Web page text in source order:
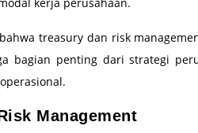
treasury dan risk
bagian penting dari strategi
Management